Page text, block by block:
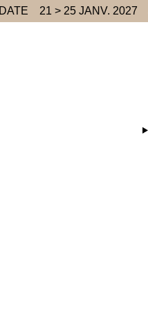
21 > 25 JANV. 2027